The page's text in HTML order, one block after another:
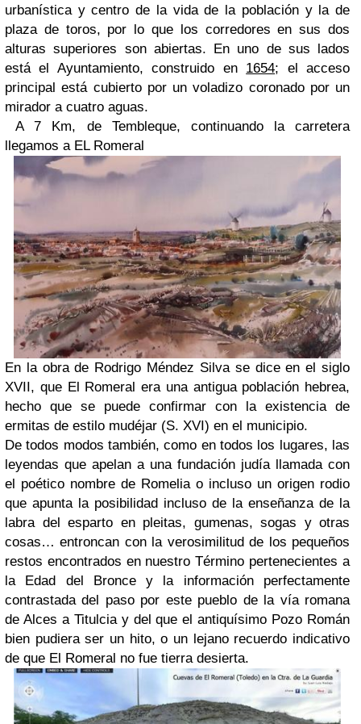
urbanística y centro de la vida de la población y la de
plaza de toros, por lo que los corredores en sus dos
alturas superiores son abiertas. En uno de sus lados
está el Ayuntamiento, construido en 1654; el acceso
principal está cubierto por un voladizo coronado por un
mirador a cuatro aguas.
A 7 Km, de Tembleque, continuando la carretera
llegamos a EL Romeral
En la obra de Rodrigo Méndez Silva se dice en el siglo
XVII, que El Romeral era una antigua población hebrea,
hecho que se puede confirmar con la existencia de
ermitas de estilo mudéjar (S. XVI) en el municipio.
De todos modos también, como en todos los lugares, las
leyendas que apelan a una fundación judía llamada con
el poético nombre de Romelia o incluso un origen rodio
que apunta la posibilidad incluso de la enseñanza de la
labra del esparto en pleitas, gumenas, sogas y otras
cosas… entroncan con la verosimilitud de los pequeños
restos encontrados en nuestro Término pertenecientes a
la Edad del Bronce y la información perfectamente
contrastada del paso por este pueblo de la vía romana
de Alces a Titulcia y del que el antiquísimo Pozo Román
bien pudiera ser un hito, o un lejano recuerdo indicativo
de que El Romeral no fue tierra desierta.